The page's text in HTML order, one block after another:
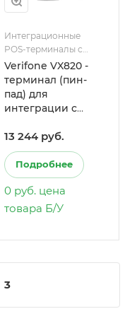
Интеграционные
POS-терминалы с
ККТ
Verifone VX820 -
терминал (пин-
пад) для
интеграции с
13 244 руб.
Подробнее
0 руб. цена
товара Б/У
3